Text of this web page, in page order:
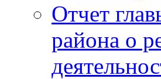
Отчет
района о